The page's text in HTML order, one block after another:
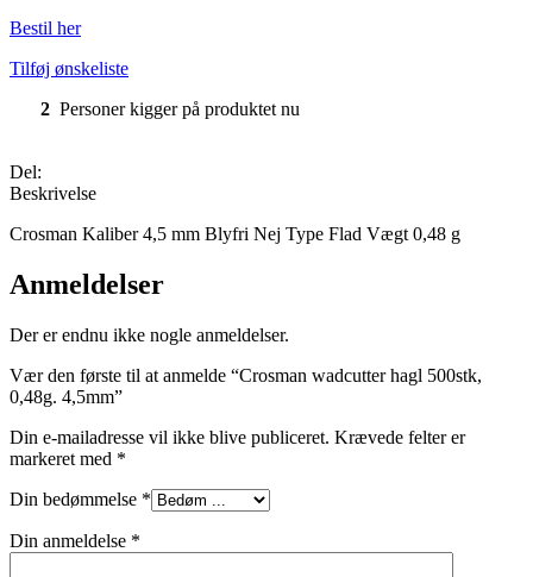
Bestil her
Tilføj ønskeliste
2 Personer kigger på produktet nu
Del:
Beskrivelse
Crosman Kaliber 4,5 mm Blyfri Nej Type Flad Vægt 0,48 g
Anmeldelser
Der er endnu ikke nogle anmeldelser.
Vær den første til at anmelde “Crosman wadcutter hagl 500stk,
0,48g. 4,5mm”
Din e-mailadresse vil ikke blive publiceret. Krævede felter er
markeret med *
Din bedømmelse *
Din anmeldelse *